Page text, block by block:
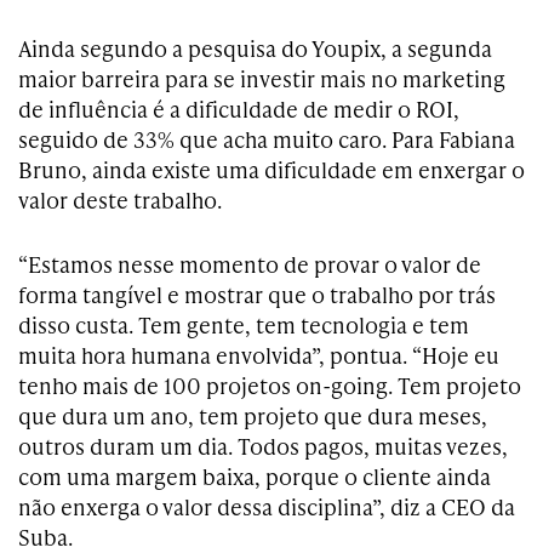
Ainda segundo a pesquisa do Youpix, a segunda
maior barreira para se investir mais no marketing
de influência é a dificuldade de medir o ROI,
seguido de 33% que acha muito caro. Para Fabiana
Bruno, ainda existe uma dificuldade em enxergar o
valor deste trabalho.
“Estamos nesse momento de provar o valor de
forma tangível e mostrar que o trabalho por trás
disso custa. Tem gente, tem tecnologia e tem
muita hora humana envolvida”, pontua. “Hoje eu
tenho mais de 100 projetos on-going. Tem projeto
que dura um ano, tem projeto que dura meses,
outros duram um dia. Todos pagos, muitas vezes,
com uma margem baixa, porque o cliente ainda
não enxerga o valor dessa disciplina”, diz a CEO da
Suba.